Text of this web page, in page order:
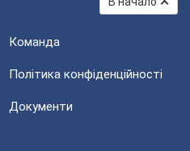
Команда
Політика конфіденційності
Документи